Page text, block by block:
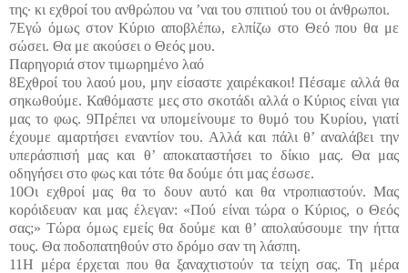
της· κι εχθροί του ανθρώπου να ’ναι του σπιτιού του οι άνθρωποι.
7Εγώ όμως στον Κύριο αποβλέπω, ελπίζω στο Θεό που θα με
σώσει. Θα με ακούσει ο Θεός μου.
Παρηγοριά στον τιμωρημένο λαό
8Εχθροί του λαού μου, μην είσαστε χαιρέκακοι! Πέσαμε αλλά θα
σηκωθούμε. Καθόμαστε μες στο σκοτάδι αλλά ο Κύριος είναι για
μας το φως. 9Πρέπει να υπομείνουμε το θυμό του Κυρίου, γιατί
έχουμε αμαρτήσει εναντίον του. Αλλά και πάλι θ’ αναλάβει την
υπεράσπισή μας και θ’ αποκαταστήσει το δίκιο μας. Θα μας
οδηγήσει στο φως και τότε θα δούμε ότι μας έσωσε.
10Οι εχθροί μας θα το δουν αυτό και θα ντροπιαστούν. Μας
κορόιδευαν και μας έλεγαν: «Πού είναι τώρα ο Κύριος, ο Θεός
σας;» Τώρα όμως εμείς θα δούμε και θ’ απολαύσουμε την ήττα
τους. Θα ποδοπατηθούν στο δρόμο σαν τη λάσπη.
11Η μέρα έρχεται που θα ξαναχτιστούν τα τείχη σας. Τη μέρα